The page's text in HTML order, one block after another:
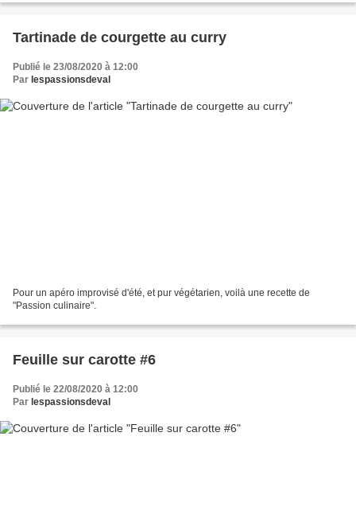
Tartinade de courgette au curry
Publié le 23/08/2020 à 12:00
Par lespassionsdeval
Pour un apéro improvisé d'été, et pur végétarien, voilà une recette de
"Passion culinaire".
Feuille sur carotte #6
Publié le 22/08/2020 à 12:00
Par lespassionsdeval